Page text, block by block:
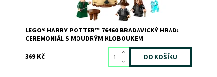
LEGO® HARRY POTTER™ 76460 BRADAVICKÝ HRAD:
CEREMONIÁL S MOUDRÝM KLOBOUKEM
369 Kč